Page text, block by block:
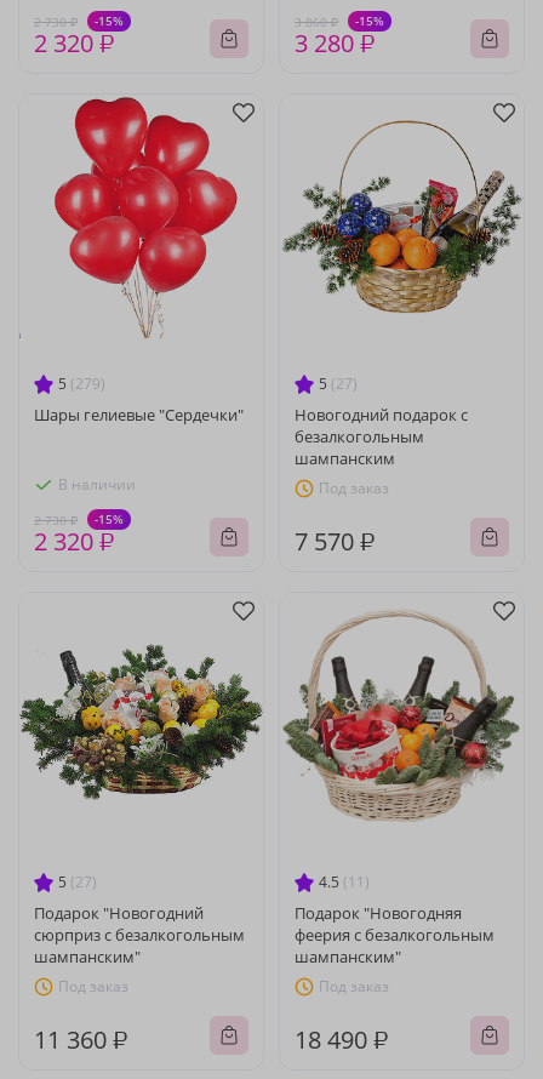
2 730 ₽ -15%
2 320 ₽
3 860 ₽ -15%
3 280 ₽
5 (279)
Шары гелиевые "Сердечки"
В наличии
2 730 ₽ -15%
2 320 ₽
5 (27)
Новогодний подарок с
безалкогольным
шампанским
Под заказ
7 570 ₽
5 (27)
Подарок "Новогодний
сюрприз с безалкогольным
шампанским"
Под заказ
11 360 ₽
4.5 (11)
Подарок "Новогодняя
феерия с безалкогольным
шампанским"
Под заказ
18 490 ₽